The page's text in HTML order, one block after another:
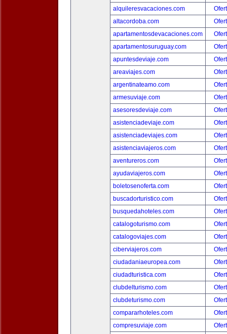
alquileresvacaciones.com
altacordoba.com
apartamentosdevacaciones.com
apartamentosuruguay.com
apuntesdeviaje.com
areaviajes.com
argentinateamo.com
armesuviaje.com
asesoresdeviaje.com
asistenciadeviaje.com
asistenciadeviajes.com
asistenciaviajeros.com
aventureros.com
ayudaviajeros.com
boletosenoferta.com
buscadorturistico.com
busquedahoteles.com
catalogoturismo.com
catalogoviajes.com
ciberviajeros.com
ciudadaniaeuropea.com
ciudadturistica.com
clubdelturismo.com
clubdeturismo.com
compararhoteles.com
compresuviaje.com